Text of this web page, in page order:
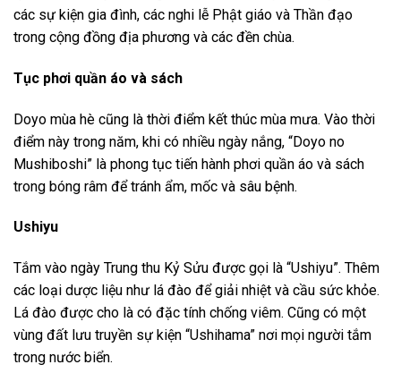
các sự kiện gia đình, các nghi lễ Phật giáo và Thần đạo
trong cộng đồng địa phương và các đền chùa.
Tục phơi quần áo và sách
Doyo mùa hè cũng là thời điểm kết thúc mùa mưa. Vào thời
điểm này trong năm, khi có nhiều ngày nắng, “Doyo no
Mushiboshi” là phong tục tiến hành phơi quần áo và sách
trong bóng râm để tránh ẩm, mốc và sâu bệnh.
Ushiyu
Tắm vào ngày Trung thu Kỷ Sửu được gọi là “Ushiyu”. Thêm
các loại dược liệu như lá đào để giải nhiệt và cầu sức khỏe.
Lá đào được cho là có đặc tính chống viêm. Cũng có một
vùng đất lưu truyền sự kiện “Ushihama” nơi mọi người tắm
trong nước biển.